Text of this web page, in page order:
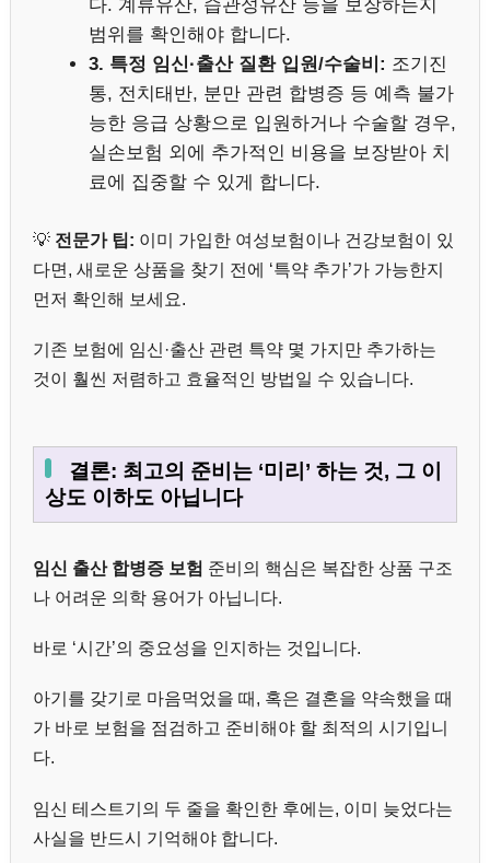
다. 계류유산, 습관성유산 등을 보장하는지
범위를 확인해야 합니다.
3. 특정 임신·출산 질환 입원/수술비: 조기진
통, 전치태반, 분만 관련 합병증 등 예측 불가
능한 응급 상황으로 입원하거나 수술할 경우,
실손보험 외에 추가적인 비용을 보장받아 치
료에 집중할 수 있게 합니다.
💡 전문가 팁: 이미 가입한 여성보험이나 건강보험이 있
다면, 새로운 상품을 찾기 전에 ‘특약 추가’가 가능한지
먼저 확인해 보세요.
기존 보험에 임신·출산 관련 특약 몇 가지만 추가하는
것이 훨씬 저렴하고 효율적인 방법일 수 있습니다.
결론: 최고의 준비는 ‘미리’ 하는 것, 그 이
상도 이하도 아닙니다
임신 출산 합병증 보험 준비의 핵심은 복잡한 상품 구조
나 어려운 의학 용어가 아닙니다.
바로 ‘시간’의 중요성을 인지하는 것입니다.
아기를 갖기로 마음먹었을 때, 혹은 결혼을 약속했을 때
가 바로 보험을 점검하고 준비해야 할 최적의 시기입니
다.
임신 테스트기의 두 줄을 확인한 후에는, 이미 늦었다는
사실을 반드시 기억해야 합니다.